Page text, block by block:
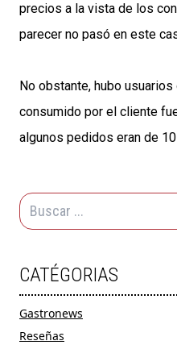
precios a la vista de los
parecer no pasó en este
No obstante, hubo
consumido por el cliente
algunos pedidos eran de
CATÉGORIAS
Gastronews
Reseñas